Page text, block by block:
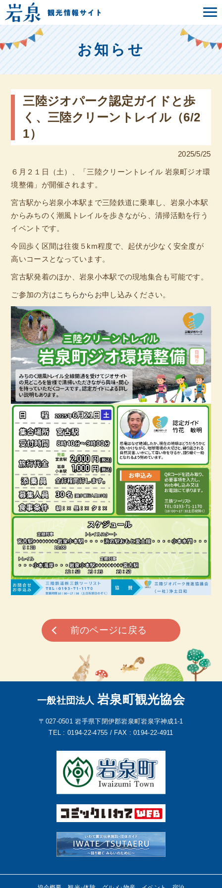
お知らせ
三陸ジオパーク認定ガイドと歩
く、三陸クリーントレイル（6/2
1）
2025/5/25
６月２１日（土）、「三陸クリーントレイル 岩泉町ジオ環
境整備」が開催されます。
宮古駅から岩泉小本駅まで三陸鉄道に乗車し、岩泉小本駅
からみちのく潮風トレイルを歩きながら、清掃活動を行う
イベントです。
今回歩く区間は往復５km程度で、起伏が少なく安全度が
高いコースとなっています。
宮古駅発着のほか、岩泉小本駅での現地集合も可能です。
ご参加の方はこちらから お申し込みください。
前のページに戻る
一般社団法人 岩泉町観光協会
〒027-0501岩手県下閉伊郡岩泉町岩泉字神成1-1
TEL : 0194-22-4755 / FAX : 0194-22-4911